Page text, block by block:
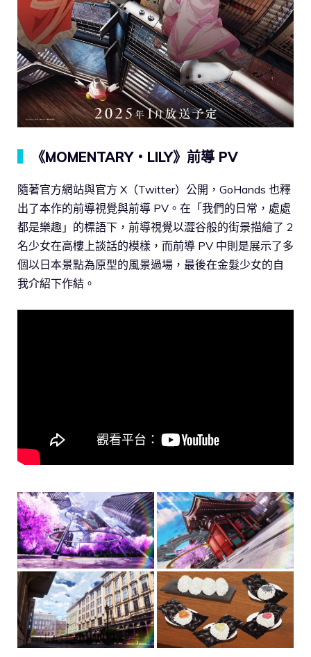
《MOMENTARY・LILY》前導 PV
隨著官方網站與官方 X（Twitter）公開，GoHands 也釋
出了本作的前導視覺與前導 PV。在「我們的日常，處處
都是樂趣」的標語下，前導視覺以澀谷般的街景描繪了 2
名少女在高樓上談話的模樣，而前導 PV 中則是展示了多
個以日本景點為原型的風景過場，最後在金髮少女的自
我介紹下作結。